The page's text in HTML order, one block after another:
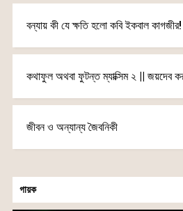
বন্যায় কী যে ক্ষতি হলো কবি ইকবাল
কথাফুল অথবা ফুটন্ত ম্যাক্সিম ২ || জয়দেব
জীবন ও অন্যান্য জৈবনিকী
গায়ক